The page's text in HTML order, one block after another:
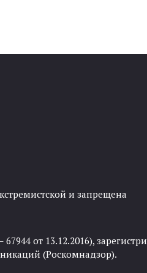
и запрещена
от 13.12.2016),
(Роскомнадзор).